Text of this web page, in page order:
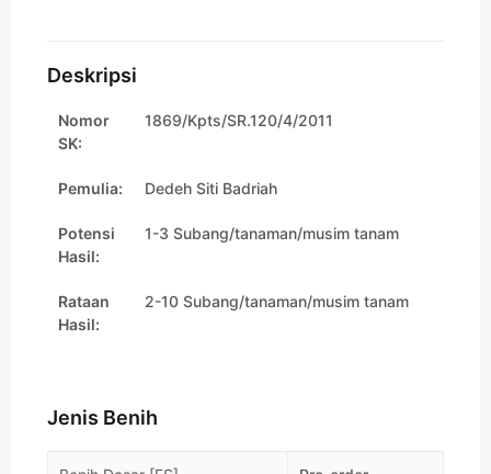
Deskripsi
Nomor
SK:
1869/Kpts/SR.120/4/2011
Pemulia: Dedeh Siti Badriah
Potensi
Hasil:
1-3 Subang/tanaman/musim tanam
Rataan
Hasil:
2-10 Subang/tanaman/musim tanam
Jenis Benih